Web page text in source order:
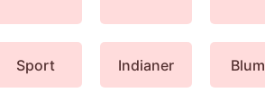
Sport Indianer